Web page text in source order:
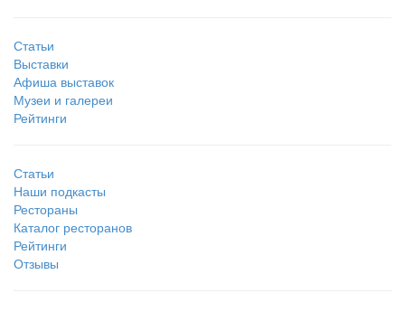
Статьи
Выставки
Афиша выставок
Музеи и галереи
Рейтинги
Статьи
Наши подкасты
Рестораны
Каталог ресторанов
Рейтинги
Отзывы